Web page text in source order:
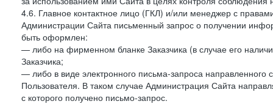
4.6. Главное контактное лицо (ГКЛ) и/или менеджер с
Администрации Сайта письменный запрос о получении
быть оформлен:
— либо на фирменном бланке Заказчика (в случае его
Заказчика;
— либо в виде электронного письма-запроса направленного
Пользователя. В таком случае Администрация Сайта
с которого получено письмо-запрос.